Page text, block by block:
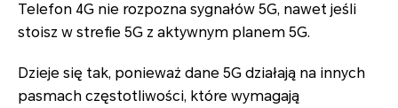
Telefon 4G nie rozpozna sygnałów 5G, nawet jeśli
stoisz w strefie 5G z aktywnym planem 5G.
Dzieje się tak, ponieważ dane 5G działają na innych
pasmach częstotliwości, które wymagają